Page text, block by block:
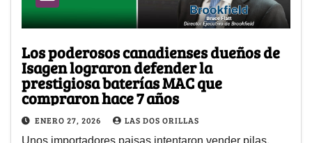
Los poderosos canadienses dueños de
Isagen lograron defender la
prestigiosa baterías MAC que
compraron hace 7 años
ENERO 27, 2026 LAS DOS ORILLAS
Unos importadores paisas intentaron vender pilas,